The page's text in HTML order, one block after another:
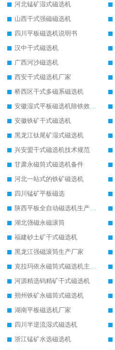
河北锰矿湿式磁选机
山西干式强磁磁选机
四川平板磁选机说明书
汉中干式磁选机
广西河沙磁选机
西安干式磁选机厂家
桥西区干式多磁系磁选机
安徽湿式平板磁选机除铁效果怎么样
安徽铁矿干式磁选机
黑龙江钛尾矿湿式磁选机
兴安盟干式磁选机技术规范
甘肃永磁筒式磁选机备件
河北一站式的铁矿磁选机
四川锰矿平板磁选
陕西平板全自动磁选机生产厂家
湖北强磁永磁滚筒
福建砂土矿干式磁选机
黑龙江强磁滚筒生产厂家
克拉玛依永磁筒式磁选机主要技术参数
河源精选钨精矿干式磁选机
朔州铁矿永磁筒式磁选机
湖南平板磁选机厂家
四川半逆流湿式磁选机
浙江锰矿水选磁选机